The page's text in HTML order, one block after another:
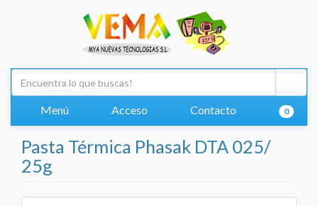
Menú Acceso Contacto 0
Pasta Térmica Phasak DTA 025/
25g